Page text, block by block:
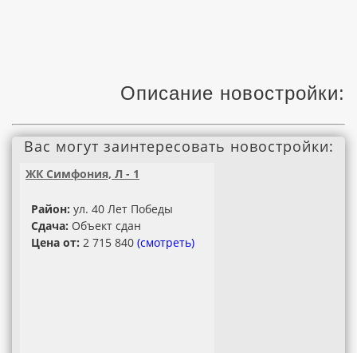
Описание новостройки:
Вас могут заинтересовать новостройки:
ЖК Симфония, Л - 1
Район: ул. 40 Лет Победы
Сдача: Объект сдан
Цена от: 2 715 840 (смотреть)